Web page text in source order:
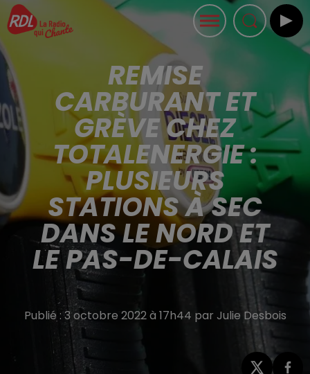
REMISE
CARBURANT ET
GRÈVE CHEZ
TOTALENERGIE :
PLUSIEURS
STATIONS À SEC
DANS LE NORD ET
LE PAS-DE-CALAIS
Publié : 3 octobre 2022 à 17h44 par Julie Desbois